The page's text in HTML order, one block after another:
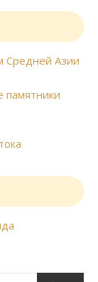
Средней Азии
памятники